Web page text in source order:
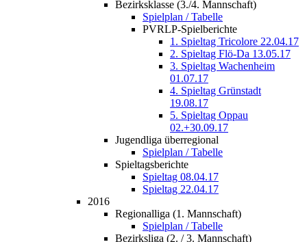
Bezirksklasse (3./4. Mannschaft)
Spielplan / Tabelle
PVRLP-Spielberichte
1. Spieltag Tricolore 22.04.17
2. Spieltag Flö-Da 13.05.17
3. Spieltag Wachenheim
01.07.17
4. Spieltag Grünstadt
19.08.17
5. Spieltag Oppau
02.+30.09.17
Jugendliga überregional
Spielplan / Tabelle
Spieltagsberichte
Spieltag 08.04.17
Spieltag 22.04.17
2016
Regionalliga (1. Mannschaft)
Spielplan / Tabelle
Bezirksliga (2. / 3. Mannschaft)